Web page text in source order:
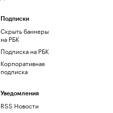
Подписки
Скрыть баннеры
на РБК
Подписка на РБК
Корпоративная
подписка
Уведомления
RSS Новости